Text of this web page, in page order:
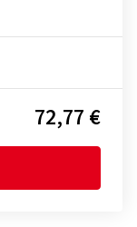
72,77 €